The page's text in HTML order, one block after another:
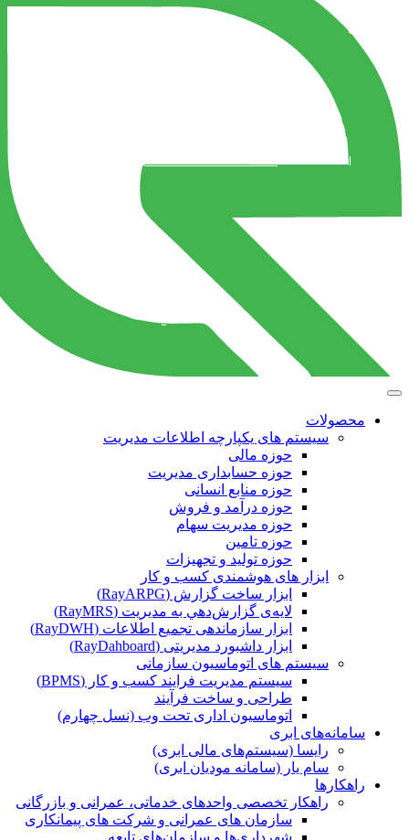
محصولات
سیستم های یکپارچه اطلاعات مدیریت
حوزه مالی
حوزه حسابداری مدیریت
حوزه منابع انسانی
حوزه درآمد و فروش
حوزه مدیریت سهام
حوزه تامین
حوزه تولید و تجهیزات
ابزار های هوشمندی کسب و کار
ابزار ساخت گزارش (RayARPG)
لایه‌ی گزارش‌دهي به مديريت (RayMRS)
ابزار سازماندهی تجمیع اطلاعات (RayDWH)
ابزار داشبورد مدیریتی (RayDahboard)
سیستم های اتوماسیون سازمانی
سیستم مدیریت فرایند کسب و کار (BPMS)
طراحی و ساخت فرآیند
اتوماسیون اداری تحت وب (نسل چهارم)
سامانه‌های ابری
رایسا (سیستم‌های مالی ابری)
سام یار (سامانه مودیان ابری)
راهکارها
راهکار تخصصی واحدهای خدماتی، عمرانی و بازرگانی
سازمان های عمرانی و شرکت های پیمانکاری
شهرداری‌ها و سازمان‌های تابعه